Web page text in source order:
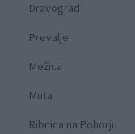
Dravograd
Prevalje
Mežica
Muta
Ribnica na Pohorju